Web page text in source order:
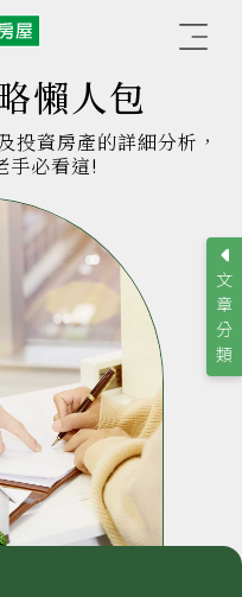
屋
懶人包
投資房產的詳細分析，
手必看這!
文
章
分
類